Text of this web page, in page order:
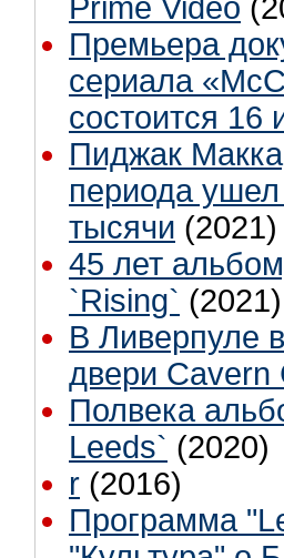
Prime Video
Премьера
сериала
состоится 16
Пиджак
периода
тысячи (2021)
45 лет
`Rising` (2021)
В Ливерпуле
двери Cavern
Полвека
Leeds` (2020)
r (2016)
Программа